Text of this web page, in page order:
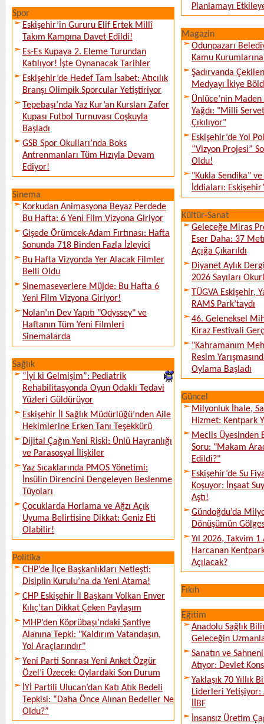
Spor
Eskişehir’in Gururu Elif Ertek Millî
Takım Kampına Davet Edildi!
Es-Es Kupaya 2. Eleme Turundan
Katılıyor! İşte Oynanacak Tarihler
Eskişehir’de Hedef Tam İsabet: Atıcılık
Branşı Olimpik Sporcular Yetiştiriyor
Tepebaşı’nda Yaz Kur’an Kursları Zafer
Kupası Futbol Turnuvası Coşkuyla
Başladı
GSB Spor Okulları’nda Boks
Antrenmanları Tüm Hızıyla Devam
Ediyor!
Sinema
Korkudan Animasyona Beyaz Perdede
Bu Hafta: 6 Yeni Film Vizyona Giriyor
Gişede Örümcek-Adam Fırtınası: Hafta
Sonunda 718 Binden Fazla İzleyici
Bu Hafta Vizyonda Yer Alacak Filmler
Belli Oldu
Sinemaseverlere Müjde: Bu Hafta 6
Yeni Film Vizyona Giriyor!
Nolan’ın Dev Yapıtı "Odyssey" ve
Haftanın Tüm Yeni Filmleri
Sinemalarda
Sağlık
“İyi ki Gelmişim”: Pediatrik
Rehabilitasyonda Oyun Odaklı Tedavi
Yüzleri Güldürüyor
Eskişehir İl Sağlık Müdürlüğü’nden Aile
Hekimlerine Erken Tanı Teşekkürü
Dijital Çağın Yeni Riski: Ünlü Hayranlığı
ve Parasosyal İlişkiler
Yaz Sıcaklarında PMOS Yönetimi:
İnsülin Direncini Dengeleyen Beslenme
Tüyoları
Çocuklarda Horlama ve Ağzı Açık
Uyuma Belirtisine Dikkat: Geniz Eti
Olabilir!
Politika
CHP’de İlçe Başkanlıkları Netleşti:
Disiplin Kurulu’na da Yeni Atama!
CHP Eskişehir İl Başkanı Volkan Enver
Kılıç’tan Dikkat Çeken Paylaşım
MHP’den Köprübaşı’ndaki Şantiye
Alanına Tepki: "Kaldırım Vatandaşın,
Yol Araçlarındır"
Yeni Parti Sonrası Yeni Anket Özgür
Özel’i Üzecek: Oylardaki Son Durum
İYİ Partili Ulucan’dan Katı Atık Bedeli
Tepkisi: “Daha Önce Alınan Bedeller Ne
Oldu?”
Planlamayı
Magazin
Odunpazarı
Kamu Kurumlarına
Şadırvanda
Medyayı İkiye
Ünlüce’nin Maden
Yağdı: "Milli
Çıkılıyor"
Eskişehir’de Yol
“Vizyon Projesi”
Oldu!
"Kukla Sendika"
İddiaları:
Kültür-Sanat
Geleceğe Miras
Eser Daha: 37
Açığa Çıkarıldı
Diyanet Aylık
2026 Sayıları
TÜGVA Eskişehir,
RAMS Park’taydı
46. Geleneksel
Kiraz Festivali
"Kahramanım
Resim
Oylama Başladı
Güncel
Milyonluk İhale,
Hizmet: Kentpark
Meclis Üyesinden
Soru: "Makam
Edildi?"
Eskişehir’de Su
Koşuyor: İnşaat
Aştı!
Gündoğdu’da
Dönüşümün
Yıl 2026, Takvim
Harcanan
Açılacak?
Fıkıh
Eğitim
Anadolu Sağlık
Geleceğin
Sanatın ve
Atıyor: Devlet
Yaklaşık 70 Yıllık
Liderleri
İİBF
İnsansız Üretim